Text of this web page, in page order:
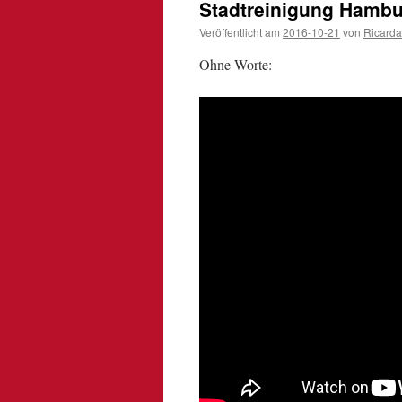
Stadtreinigung
Veröffentlicht am 2016-10-21 von Ricarda
Ohne Worte: